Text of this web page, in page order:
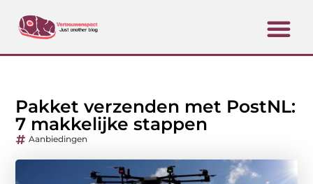
Pakket verzenden met PostNL:
7 makkelijke stappen
Aanbiedingen